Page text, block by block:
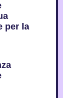
per la